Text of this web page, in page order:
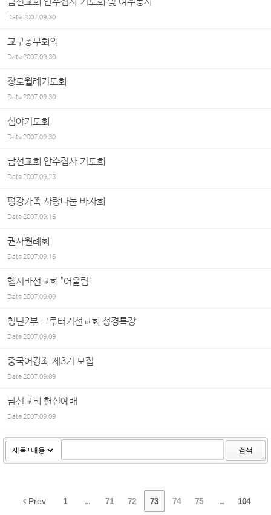
Date2007.09.30
교구총무회의
Date2007.09.30
장로월례기도회
Date2007.09.30
심야기도회
Date2007.09.30
남선교회 안수집사 기도회
Date2007.09.23
평강가족 사랑나눔 바자회
Date2007.09.16
권사월례회
Date2007.09.16
헵시바선교회 "어울림"
Date2007.09.09
청년2부 그루터기선교회 성경특강
Date2007.09.09
중국어강좌 제3기 모집
Date2007.09.09
남선교회 헌신예배
Date2007.09.09
검색
Prev 1 ... 71 72 73 74 75 ... 104